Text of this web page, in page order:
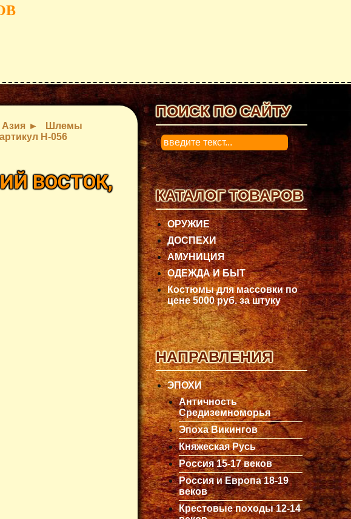
Шлемы
H-056
ВОСТОК,
ПОИСК ПО САЙТУ
0
КАТАЛОГ ТОВАРОВ
ОРУЖИЕ
ДОСПЕХИ
АМУНИЦИЯ
ОДЕЖДА И БЫТ
Костюмы для массовки по
цене 5000 руб. за штуку
НАПРАВЛЕНИЯ
ЭПОХИ
Античность
Средиземноморья
Эпоха Викингов
Княжеская Русь
Россия 15-17 веков
Россия и Европа 18-19
веков
Крестовые походы 12-14